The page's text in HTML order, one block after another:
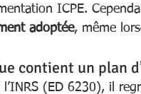
ICPE.
adoptée, même
contient un plan
l’INRS (ED 6230), il